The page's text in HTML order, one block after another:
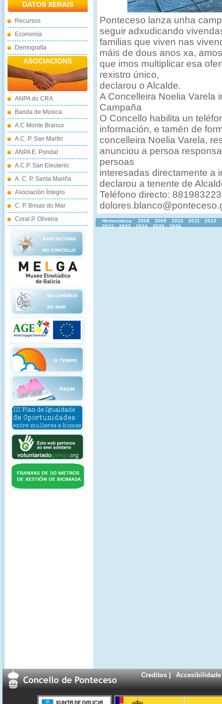
DATOS XERAIS
Recursos
Economía
Demografía
ASOCIACIONS
ANPA do CRA
Banda de Música
A.C Monte Branco
A.C. P. San Martín
ANPA E. Pondal
A.C.P. San Eleuterio
A. C. P. Santa Mariña
Asociación Íntegro
C. P. Brisas do Mar
Coral P. Oliveira
Ponteceso lanza unha
seguir adxudicando
familias que viven nas
máis de dous anos xa,
que imos multiplicar esa
rexistro único,
declarou o Alcalde.
A Concelleira Noelia Varela
Campaña
O Concello habilita un
información, e tamén de
concelleira Noelia Varela,
anunciou a persoa
persoas
interesadas directamente a
declarou a tenente de
Teléfono directo: 881983223
Hemeroteca: 2008 2009 2010 2011 2012
2022
2023 2024 2025 2026
Creditos| Accesibilidade